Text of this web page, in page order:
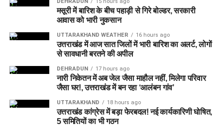
ML-W vs TRT-W Dream11 Prediction Match 25 |
The Hundred Women 2026
धामी कैबिनेट में 15 प्रस्तावों पर मुहर, मजदूरों, युवाओं और
गौपालकों के लिए गए बड़े फैसले
BJP के Survey ने खोली विधायकों की पोल, 32 चेहरे रेड जोन
में, कट सकता है कई का टिकट !
मसूरी में बारिश के बीच पहाड़ी से गिरे बोल्डर, सरकारी आवास को
भारी नुकसान
अलग-अलग लोगों के सामने बदलता था अपनी
पहचान
पूछताछ में ये बात सामने आई कि आरोपी अलग-अलग लोगों के सामने अपनी
पहचान बदलता था। कभी वो खुद को गृह मंत्रालय का अधिकारी बताता,
कभी रक्षा मंत्रालय से जुड़ा अफसर और कभी भारतीय सेना का वरिष्ठ
देहरादून पुलिस ने किया गिरफ्तार
मसूरी में बारिश के बीच पहाड़ी से गिरे बोल्डर, सरकारी
आवास को भारी नुकसान
UTTARAKHAND WEATHER 16 hours ago
उत्तराखंड में आज सात जिलों में भारी बारिश का अलर्ट, लोगों
से सावधानी बरतने की अपील
DEHRADUN 17 hours ago
नारी निकेतन में अब जेल जैसा माहौल नहीं, मिलेगा परिवार
जैसा घर!, उत्तराखंड में बन रहा ‘आलंबन गांव’
UTTARAKHAND 18 hours ago
उत्तराखंड कांग्रेस में बड़ा फेरबदल! नई कार्यकारिणी घोषित,
5 समितियों का भी गठन